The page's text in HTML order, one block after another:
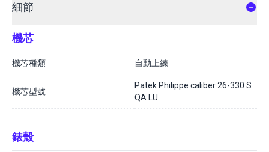
細節
機芯
機芯種類 自動上鍊
機芯型號
Patek Philippe caliber 26-330 S
QA LU
錶殼